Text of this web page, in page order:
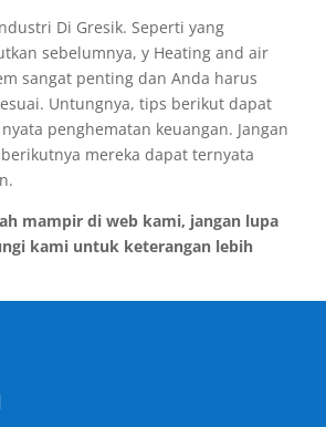
Di Gresik. Seperti yang
sebelumnya, y Heating and air
sangat penting dan Anda harus
Untungnya, tips berikut dapat
penghematan keuangan. Jangan
mereka dapat ternyata
mampir di web kami, jangan lupa
kami untuk keterangan lebih